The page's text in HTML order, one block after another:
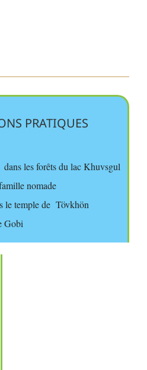
PRATIQUES
les forêts du lac Khuvsgul
nomade
le temple de Tövkhön
Gobi